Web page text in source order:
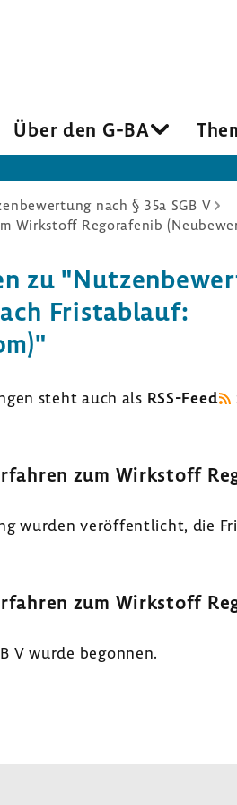
Über den G-BA
nach § 35a SGB V
zu
Frist­ab­lauf:
steht auch als RSS-​Feed
zum Wirk­stoff
wurden veröf­fent­licht, die
zum Wirk­stoff
V wurde begonnen.